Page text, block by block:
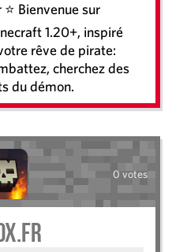
Bienvenue sur
1.20+, inspiré
rêve de pirate:
cherchez des
du démon.
0 votes